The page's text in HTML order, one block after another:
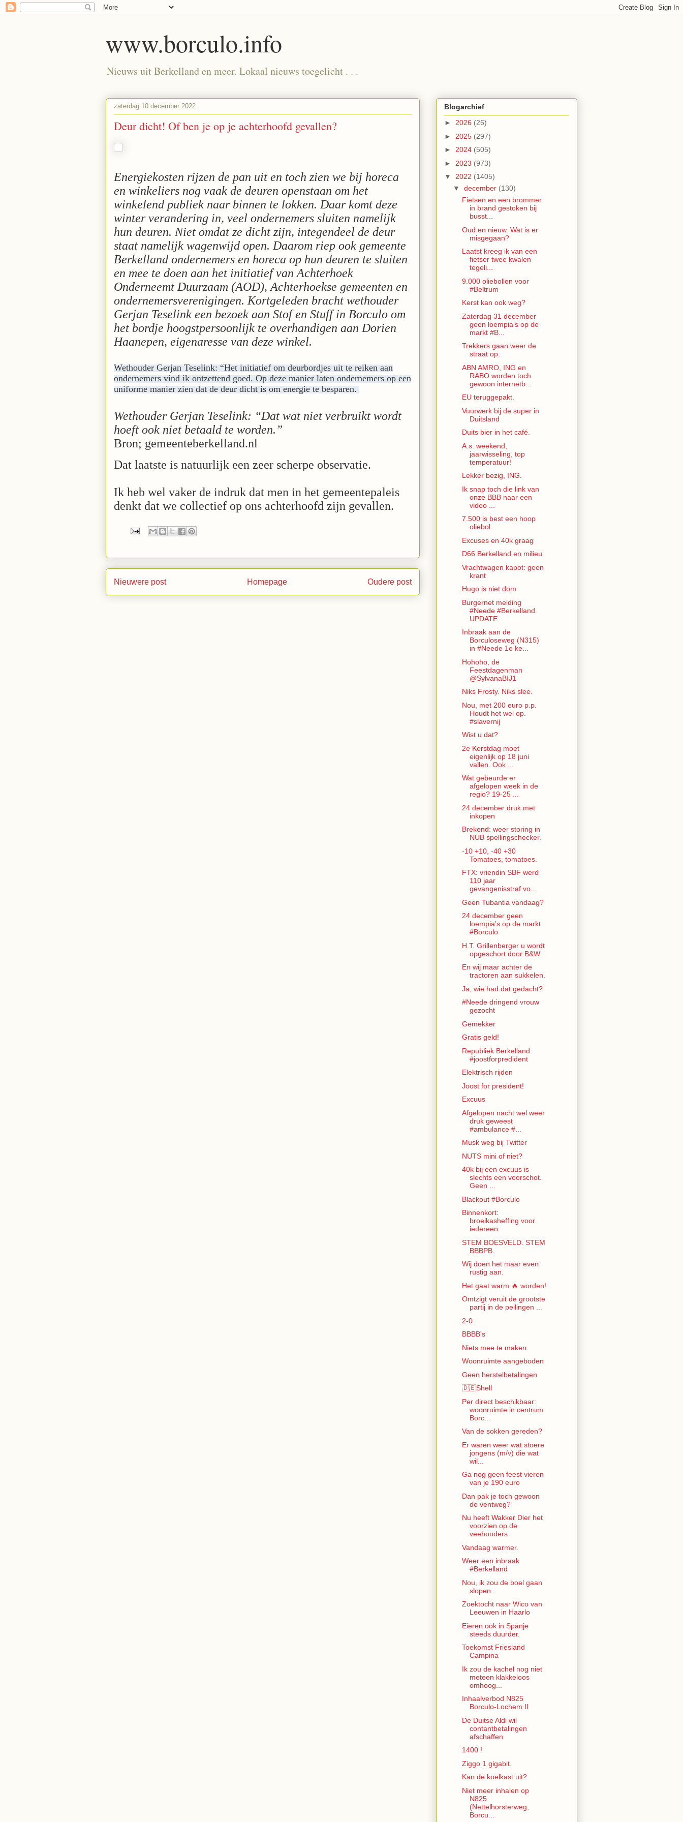
www.borculo.info
Nieuws uit Berkelland en meer. Lokaal nieuws toegelicht . . .
zaterdag 10 december 2022
Deur dicht! Of ben je op je achterhoofd gevallen?
Energiekosten rijzen de pan uit en toch zien we bij horeca
en winkeliers nog vaak de deuren openstaan om het
winkelend publiek naar binnen te lokken. Daar komt deze
winter verandering in, veel ondernemers sluiten namelijk
hun deuren. Niet omdat ze dicht zijn, integendeel de deur
staat namelijk wagenwijd open. Daarom riep ook gemeente
Berkelland ondernemers en horeca op hun deuren te sluiten
en mee te doen aan het initiatief van Achterhoek
Onderneemt Duurzaam (AOD), Achterhoekse gemeenten en
ondernemersverenigingen. Kortgeleden bracht wethouder
Gerjan Teselink een bezoek aan Stof en Stuff in Borculo om
het bordje hoogstpersoonlijk te overhandigen aan Dorien
Haanepen, eigenaresse van deze winkel.
Wethouder Gerjan Teselink: “Het initiatief om deurbordjes uit te reiken aan
ondernemers vind ik ontzettend goed. Op deze manier laten ondernemers op een
uniforme manier zien dat de deur dicht is om energie te besparen.
Wethouder Gerjan Teselink: “Dat wat niet verbruikt wordt
hoeft ook niet betaald te worden.”
Bron; gemeenteberkelland.nl
Dat laatste is natuurlijk een zeer scherpe observatie.
Ik heb wel vaker de indruk dat men in het gemeentepaleis
denkt dat we collectief op ons achterhoofd zijn gevallen.
Nieuwere post Oudere post
Homepage
Blogarchief
► 2026 (26)
► 2025 (297)
► 2024 (505)
► 2023 (973)
▼ 2022 (1405)
▼ december (130)
Fietsen en een brommer
in brand gestoken bij
busst...
Oud en nieuw. Wat is er
misgegaan?
Laatst kreeg ik van een
fietser twee kwalen
tegeli...
9.000 oliebollen voor
#Beltrum
Kerst kan ook weg?
Zaterdag 31 december
geen loempia’s op de
markt #B...
Trekkers gaan weer de
straat op.
ABN AMRO, ING en
RABO worden toch
gewoon internetb...
EU teruggepakt.
Vuurwerk bij de super in
Duitsland
Duits bier in het café.
A.s. weekend,
jaarwisseling, top
temperatuur!
Lekker bezig, ING.
Ik snap toch die link van
onze BBB naar een
video ...
7.500 is best een hoop
oliebol.
Excuses en 40k graag
D66 Berkelland en milieu
Vrachtwagen kapot: geen
krant
Hugo is niet dom
Burgernet melding
#Neede #Berkelland.
UPDATE
Inbraak aan de
Borculoseweg (N315)
in #Neede 1e ke...
Hohoho, de
Feestdagenman
@SylvanaBIJ1
Niks Frosty. Niks slee.
Nou, met 200 euro p.p.
Houdt het wel op.
#slavernij
Wist u dat?
2e Kerstdag moet
eigenlijk op 18 juni
vallen. Ook ...
Wat gebeurde er
afgelopen week in de
regio? 19-25 ...
24 december druk met
inkopen
Brekend: weer storing in
NUB spellingschecker.
-10 +10, -40 +30
Tomatoes, tomatoes.
FTX: vriendin SBF werd
110 jaar
gevangenisstraf vo...
Geen Tubantia vandaag?
24 december geen
loempia’s op de markt
#Borculo
H.T. Grillenberger u wordt
opgeschort door B&W
En wij maar achter de
tractoren aan sukkelen.
Ja, wie had dat gedacht?
#Neede dringend vrouw
gezocht
Gemekker
Gratis geld!
Republiek Berkelland.
#joostforpredident
Elektrisch rijden
Joost for president!
Excuus
Afgelopen nacht wel weer
druk geweest
#ambulance #...
Musk weg bij Twitter
NUTS mini of niet?
40k bij een excuus is
slechts een voorschot.
Geen ...
Blackout #Borculo
Binnenkort:
broeikasheffing voor
iedereen
STEM BOESVELD. STEM
BBBPB.
Wij doen het maar even
rustig aan.
Het gaat warm 🔥 worden!
Omtzigt veruit de grootste
partij in de peilingen ...
2-0
BBBB's
Niets mee te maken.
Woonruimte aangeboden
Geen herstelbetalingen
🇩🇪Shell
Per direct beschikbaar:
woonruimte in centrum
Borc...
Van de sokken gereden?
Er waren weer wat stoere
jongens (m/v) die wat
wil...
Ga nog geen feest vieren
van je 190 euro
Dan pak je toch gewoon
de ventweg?
Nu heeft Wakker Dier het
voorzien op de
veehouders.
Vandaag warmer.
Weer een inbraak
#Berkelland
Nou, ik zou de boel gaan
slopen.
Zoektocht naar Wico van
Leeuwen in Haarlo
Eieren ook in Spanje
steeds duurder.
Toekomst Friesland
Campina
Ik zou de kachel nog niet
meteen klakkeloos
omhoog...
Inhaalverbod N825
Borculo-Lochem II
De Duitse Aldi wil
contantbetalingen
afschaffen
1400 !
Ziggo 1 gigabit.
Kan de koelkast uit?
Niet meer inhalen op
N825
(Nettelhorsterweg,
Borcu...